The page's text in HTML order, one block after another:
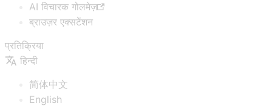
AI विचारक गोलमेज़
ब्राउज़र एक्सटेंशन
प्रतिक्रिया
हिन्दी
简体中文
English